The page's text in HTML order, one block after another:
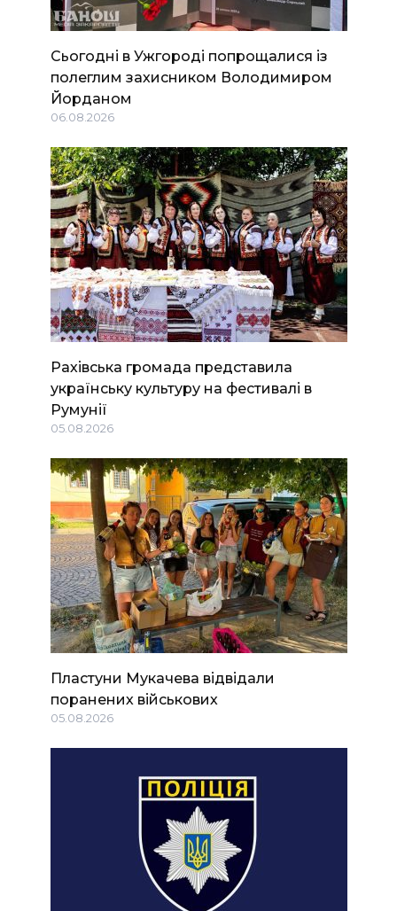
Сьогодні в Ужгороді попрощалися із
полеглим захисником Володимиром
Йорданом
06.08.2026
Рахівська громада представила
українську культуру на фестивалі в
Румунії
05.08.2026
Пластуни Мукачева відвідали
поранених військових
05.08.2026